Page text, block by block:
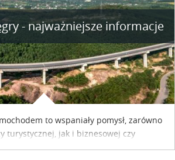
- najważniejsze informacje
to wspaniały pomysł, zarówno
turystycznej, jak i biznesowej czy
tylko trzeba o wykupieniu winiety, co